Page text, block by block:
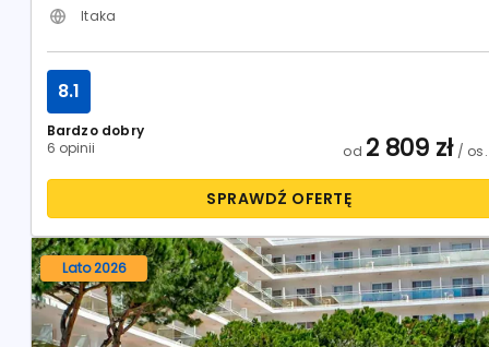
Itaka
Bardzo dobry
6 opinii
8.1
od 2 809 zł/ os.
SPRAWDŹ OFERTĘ
Lato 2026